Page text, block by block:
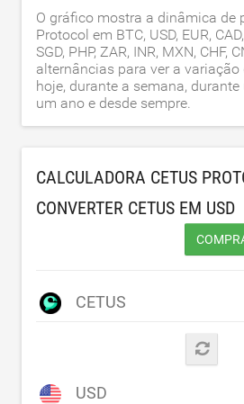
O gráfico mostra a dinâmica de
Protocol em BTC, USD, EUR,
SGD, PHP, ZAR, INR, MXN, CHF,
alternâncias para ver a variação
hoje, durante a semana,
um ano e desde sempre.
CALCULADORA CETUS
CONVERTER CETUS EM USD
CETUS
USD